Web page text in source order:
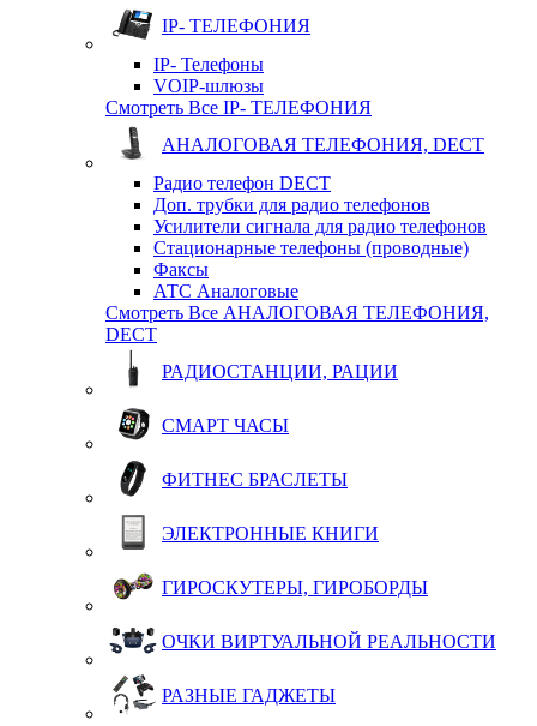
IP- ТЕЛЕФОНИЯ
IP- Телефоны
VOIP-шлюзы
Смотреть Все IP- ТЕЛЕФОНИЯ
АНАЛОГОВАЯ ТЕЛЕФОНИЯ, DECT
Радио телефон DECT
Доп. трубки для радио телефонов
Усилители сигнала для радио телефонов
Стационарные телефоны (проводные)
Факсы
АТС Аналоговые
Смотреть Все АНАЛОГОВАЯ ТЕЛЕФОНИЯ,
DECT
РАДИОСТАНЦИИ, РАЦИИ
СМАРТ ЧАСЫ
ФИТНЕС БРАСЛЕТЫ
ЭЛЕКТРОННЫЕ КНИГИ
ГИРОСКУТЕРЫ, ГИРОБОРДЫ
ОЧКИ ВИРТУАЛЬНОЙ РЕАЛЬНОСТИ
РАЗНЫЕ ГАДЖЕТЫ